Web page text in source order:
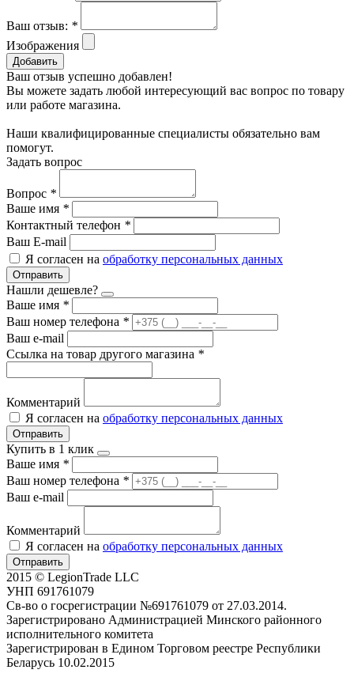
Ваш отзыв: *
Изображения
Добавить
Ваш отзыв успешно добавлен!
Вы можете задать любой интересующий вас вопрос по товару
или работе магазина.
Наши квалифицированные специалисты обязательно вам
помогут.
Задать вопрос
Вопрос *
Ваше имя *
Контактный телефон *
Ваш E-mail
Я согласен на обработку персональных данных
Отправить
Нашли дешевле?
Ваше имя *
Ваш номер телефона *
Ваш e-mail
Ссылка на товар другого магазина *
Комментарий
Я согласен на обработку персональных данных
Отправить
Купить в 1 клик
Ваше имя *
Ваш номер телефона *
Ваш e-mail
Комментарий
Я согласен на обработку персональных данных
Отправить
2015 © LegionTrade LLC
УНП 691761079
Св-во о госрегистрации №691761079 от 27.03.2014.
Зарегистрировано Администрацией Минского районного
исполнительного комитета
Зарегистрирован в Едином Торговом реестре Республики
Беларусь 10.02.2015